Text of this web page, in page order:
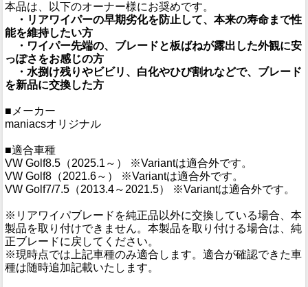
本品は、以下のオーナー様にお奨めです。
・リアワイパーの早期劣化を防止して、本来の寿命まで性
能を維持したい方
・ワイパー先端の、ブレードと板ばねが露出した外観に安
っぽさをお感じの方
・水捌け残りやビビリ、白化やひび割れなどで、ブレード
を新品に交換した方
■メーカー
maniacsオリジナル
■適合車種
VW Golf8.5（2025.1～） ※Variantは適合外です。
VW Golf8（2021.6～） ※Variantは適合外です。
VW Golf7/7.5（2013.4～2021.5） ※Variantは適合外です。
※リアワイパブレードを純正品以外に交換している場合、本
製品を取り付けできません。本製品を取り付ける場合は、純
正ブレードに戻してください。
※現時点では上記車種のみ適合します。適合が確認できた車
種は随時追加記載いたします。